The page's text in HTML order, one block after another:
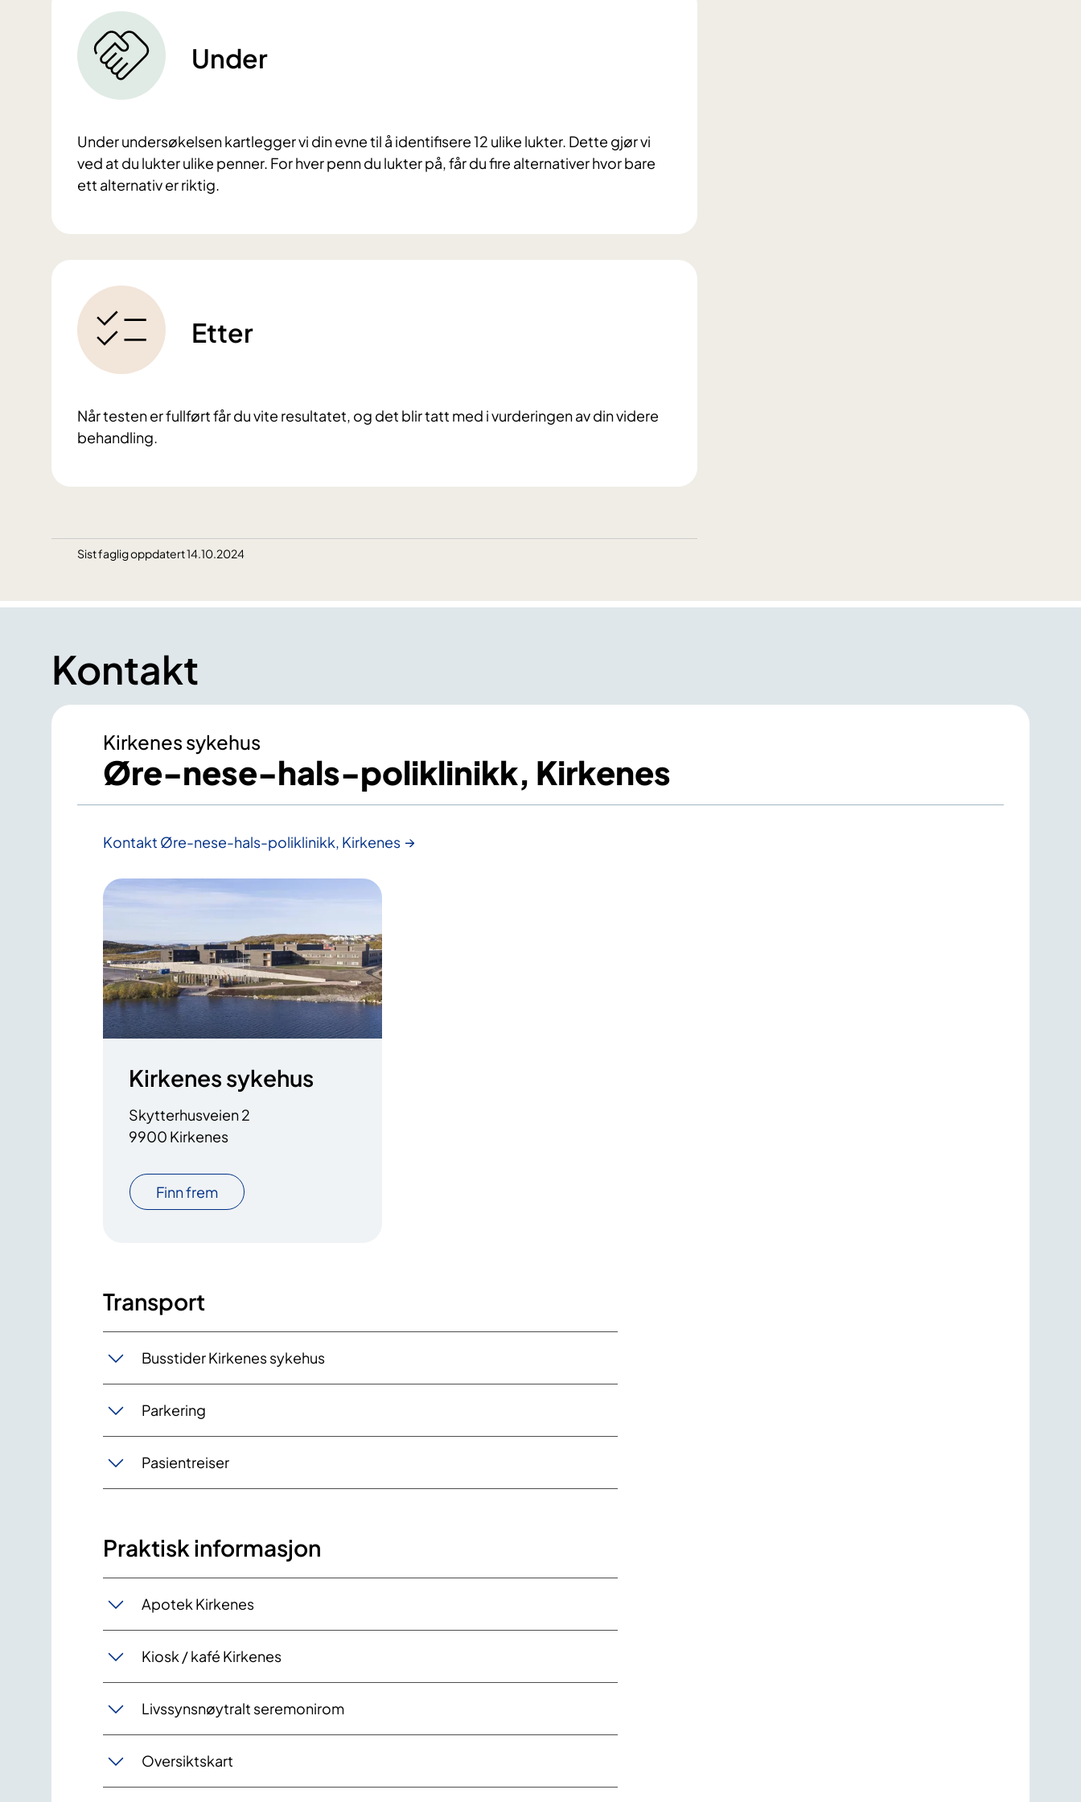
Under
Under undersøkelsen kartlegger vi din evne til å identifisere 12 ulike lukter. Dette gjør vi
ved at du lukter ulike penner. For hver penn du lukter på, får du fire alternativer hvor bare
ett alternativ er riktig.
Etter
Når testen er fullført får du vite resultatet, og det blir tatt med i vurderingen av din videre
behandling.
Sist faglig oppdatert 14.10.2024
Kontakt
Kirkenes sykehus
Øre-nese-hals-poliklinikk, Kirkenes
Kontakt Øre-nese-hals-poliklinikk, Kirkenes
Kirkenes sykehus
Skytterhusveien 2
9900 Kirkenes
Finn frem
Transport
Busstider Kirkenes sykehus
Parkering
Pasientreiser
Praktisk informasjon
Apotek Kirkenes
Kiosk / kafé Kirkenes
Livssynsnøytralt seremonirom
Oversiktskart